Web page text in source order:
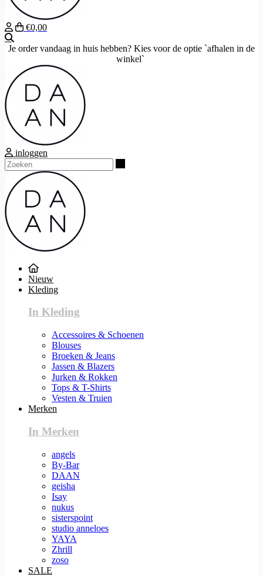
€0,00
Je order vandaag in huis hebben? Kies voor de optie `afhalen in de
winkel`
inloggen
Nieuw
Kleding
In Kleding
Accessoires & Schoenen
Blouses
Broeken & Jeans
Jassen & Blazers
Jurken & Rokken
Tops & T-Shirts
Vesten & Truien
Merken
In Merken
angels
By-Bar
DAAN
geisha
Isay
nukus
sisterspoint
studio anneloes
YAYA
Zhrill
zoso
SALE